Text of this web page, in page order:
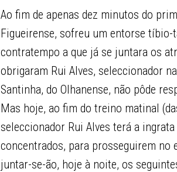
Ao fim de apenas dez minutos do
Figueirense, sofreu um entorse tíbio-
contratempo a que já se juntara os
obrigaram Rui Alves, seleccionador
Santinha, do Olhanense, não pôde
Mas hoje, ao fim do treino matinal
seleccionador Rui Alves terá a
concentrados, para prosseguirem no
juntar-se-ão, hoje à noite, os